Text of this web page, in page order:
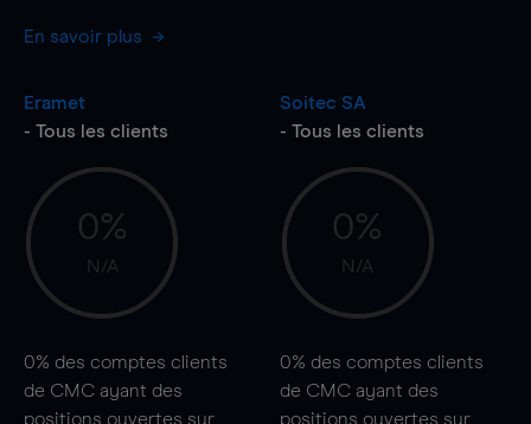
En savoir plus
Eramet
- Tous les clients
0%
N/A
0% des comptes clients
de CMC ayant des
positions ouvertes sur
Soitec SA
- Tous les clients
0%
N/A
0% des comptes clients
de CMC ayant des
positions ouvertes sur